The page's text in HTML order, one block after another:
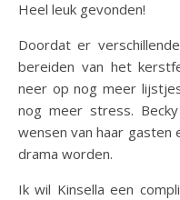
Heel leuk gevonden!
Doordat er
bereiden van het
neer op nog meer
nog meer stress.
wensen van haar gasten
drama worden.
Ik wil Kinsella een